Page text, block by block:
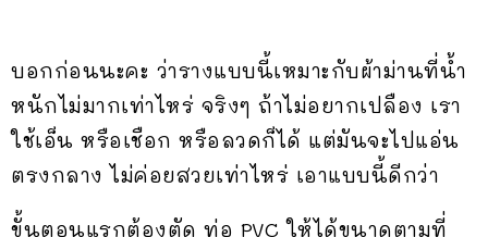
บอกก่อนนะคะ ว่ารางแบบนี้เหมาะกับผ้าม่านที่น้ำ
หนักไม่มากเท่าไหร่ จริงๆ ถ้าไม่อยากเปลือง เรา
ใช้เอ็น หรือเชือก หรือลวดก็ได้ แต่มันจะไปแอ่น
ตรงกลาง ไม่ค่อยสวยเท่าไหร่ เอาแบบนี้ดีกว่า
ขั้นตอนแรกต้องตัด ท่อ PVC ให้ได้ขนาดตามที่